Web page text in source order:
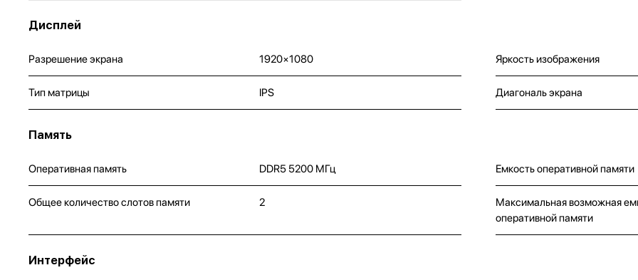
Дисплей
Разрешение экрана 1920×1080 Яркость изображения
Тип матрицы IPS Диагональ экрана
Память
Оперативная память DDR5 5200 МГц Емкость оперативной памяти
Общее количество слотов памяти 2
Максимальная возможная
оперативной памяти
Интерфейс